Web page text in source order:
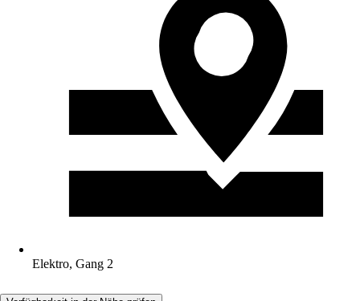
Elektro, Gang 2